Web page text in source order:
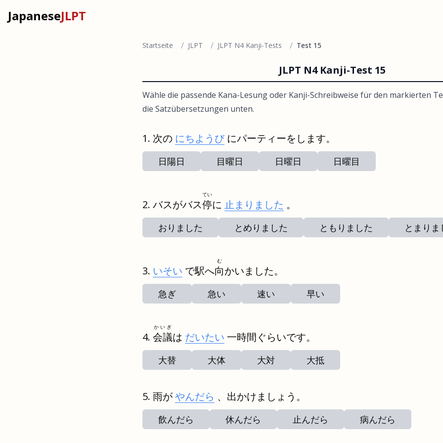
JapaneseJLPT
Startseite / JLPT / JLPT N4 Kanji-Tests / Test 15
JLPT N4 Kanji-Test 15
Wähle die passende Kana-Lesung oder Kanji-Schreibweise für den markierten
die Satzübersetzungen unten.
次の にちようび にパーティーをします。
日陽日 目曜日 日曜日 日曜目
バスがバス停
てい
に 止まりました 。
おりました とめりました ともりました とまりま
いそい で駅へ向
む
かいました。
急ぎ 急い 速い 早い
会議
かいぎ
は だいたい 一時間ぐらいです。
大替 大体 大対 大抵
雨がやんだら 、出かけましょう。
飲んだら 休んだら 止んだら 病んだら